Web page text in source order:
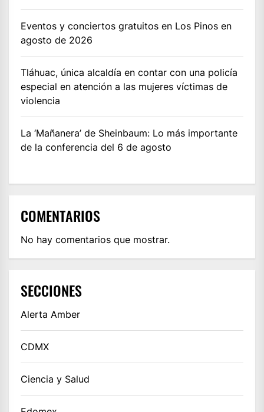
Eventos y conciertos gratuitos en Los Pinos en
agosto de 2026
Tláhuac, única alcaldía en contar con una policía
especial en atención a las mujeres víctimas de
violencia
La ‘Mañanera’ de Sheinbaum: Lo más importante
de la conferencia del 6 de agosto
COMENTARIOS
No hay comentarios que mostrar.
SECCIONES
Alerta Amber
CDMX
Ciencia y Salud